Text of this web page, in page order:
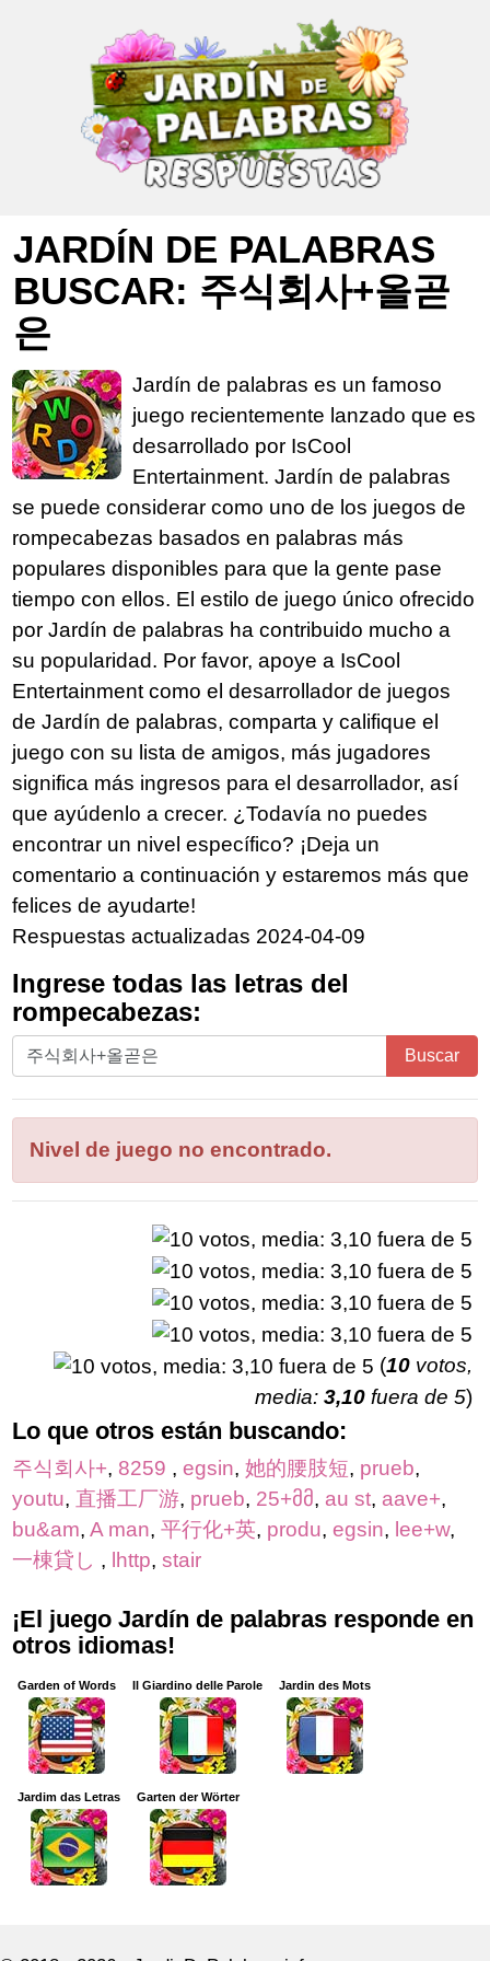
JARDÍN DE PALABRAS
BUSCAR: 주식회사+올곧
은
Jardín de palabras es un famoso
juego recientemente lanzado que es
desarrollado por IsCool
Entertainment. Jardín de palabras
se puede considerar como uno de los juegos de
rompecabezas basados en palabras más
populares disponibles para que la gente pase
tiempo con ellos. El estilo de juego único ofrecido
por Jardín de palabras ha contribuido mucho a
su popularidad. Por favor, apoye a IsCool
Entertainment como el desarrollador de juegos
de Jardín de palabras, comparta y califique el
juego con su lista de amigos, más jugadores
significa más ingresos para el desarrollador, así
que ayúdenlo a crecer. ¿Todavía no puedes
encontrar un nivel específico? ¡Deja un
comentario a continuación y estaremos más que
felices de ayudarte!
Respuestas actualizadas 2024-04-09
Ingrese todas las letras del
rompecabezas:
Ingrese
todas
letras
rompecabezas:
Buscar
Nivel de juego no encontrado.
(10 votos,
media: 3,10 fuera de 5)
Lo que otros están buscando:
주식회사+, 8259 , egsin, 她的腰肢短, prueb,
youtu, 直播工厂游, prueb, 25+მმ, au st, aave+,
bu&am, A man, 平行化+英, produ, egsin, lee+w,
一棟貸し , lhttp, stair
¡El juego Jardín de palabras responde en
otros idiomas!
Garden of Words Il Giardino delle Parole Jardin des Mots
Jardim das Letras Garten der Wörter